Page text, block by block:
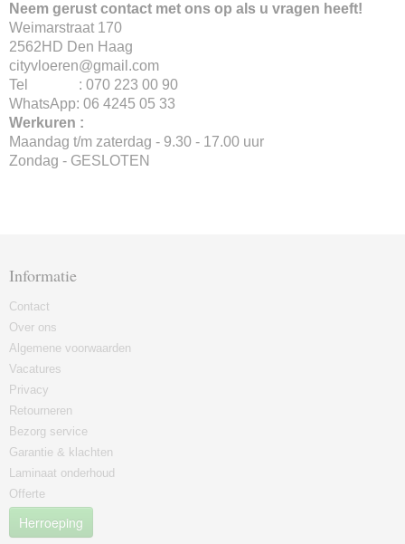
Neem gerust contact met ons op als u vragen heeft!
Weimarstraat 170
2562HD Den Haag
cityvloeren@gmail.com
Tel : 070 223 00 90
WhatsApp: 06 4245 05 33
Werkuren :
Maandag t/m zaterdag - 9.30 - 17.00 uur
Zondag - GESLOTEN
Informatie
Contact
Over ons
Algemene voorwaarden
Vacatures
Privacy
Retourneren
Bezorg service
Garantie & klachten
Laminaat onderhoud
Offerte
Herroeping